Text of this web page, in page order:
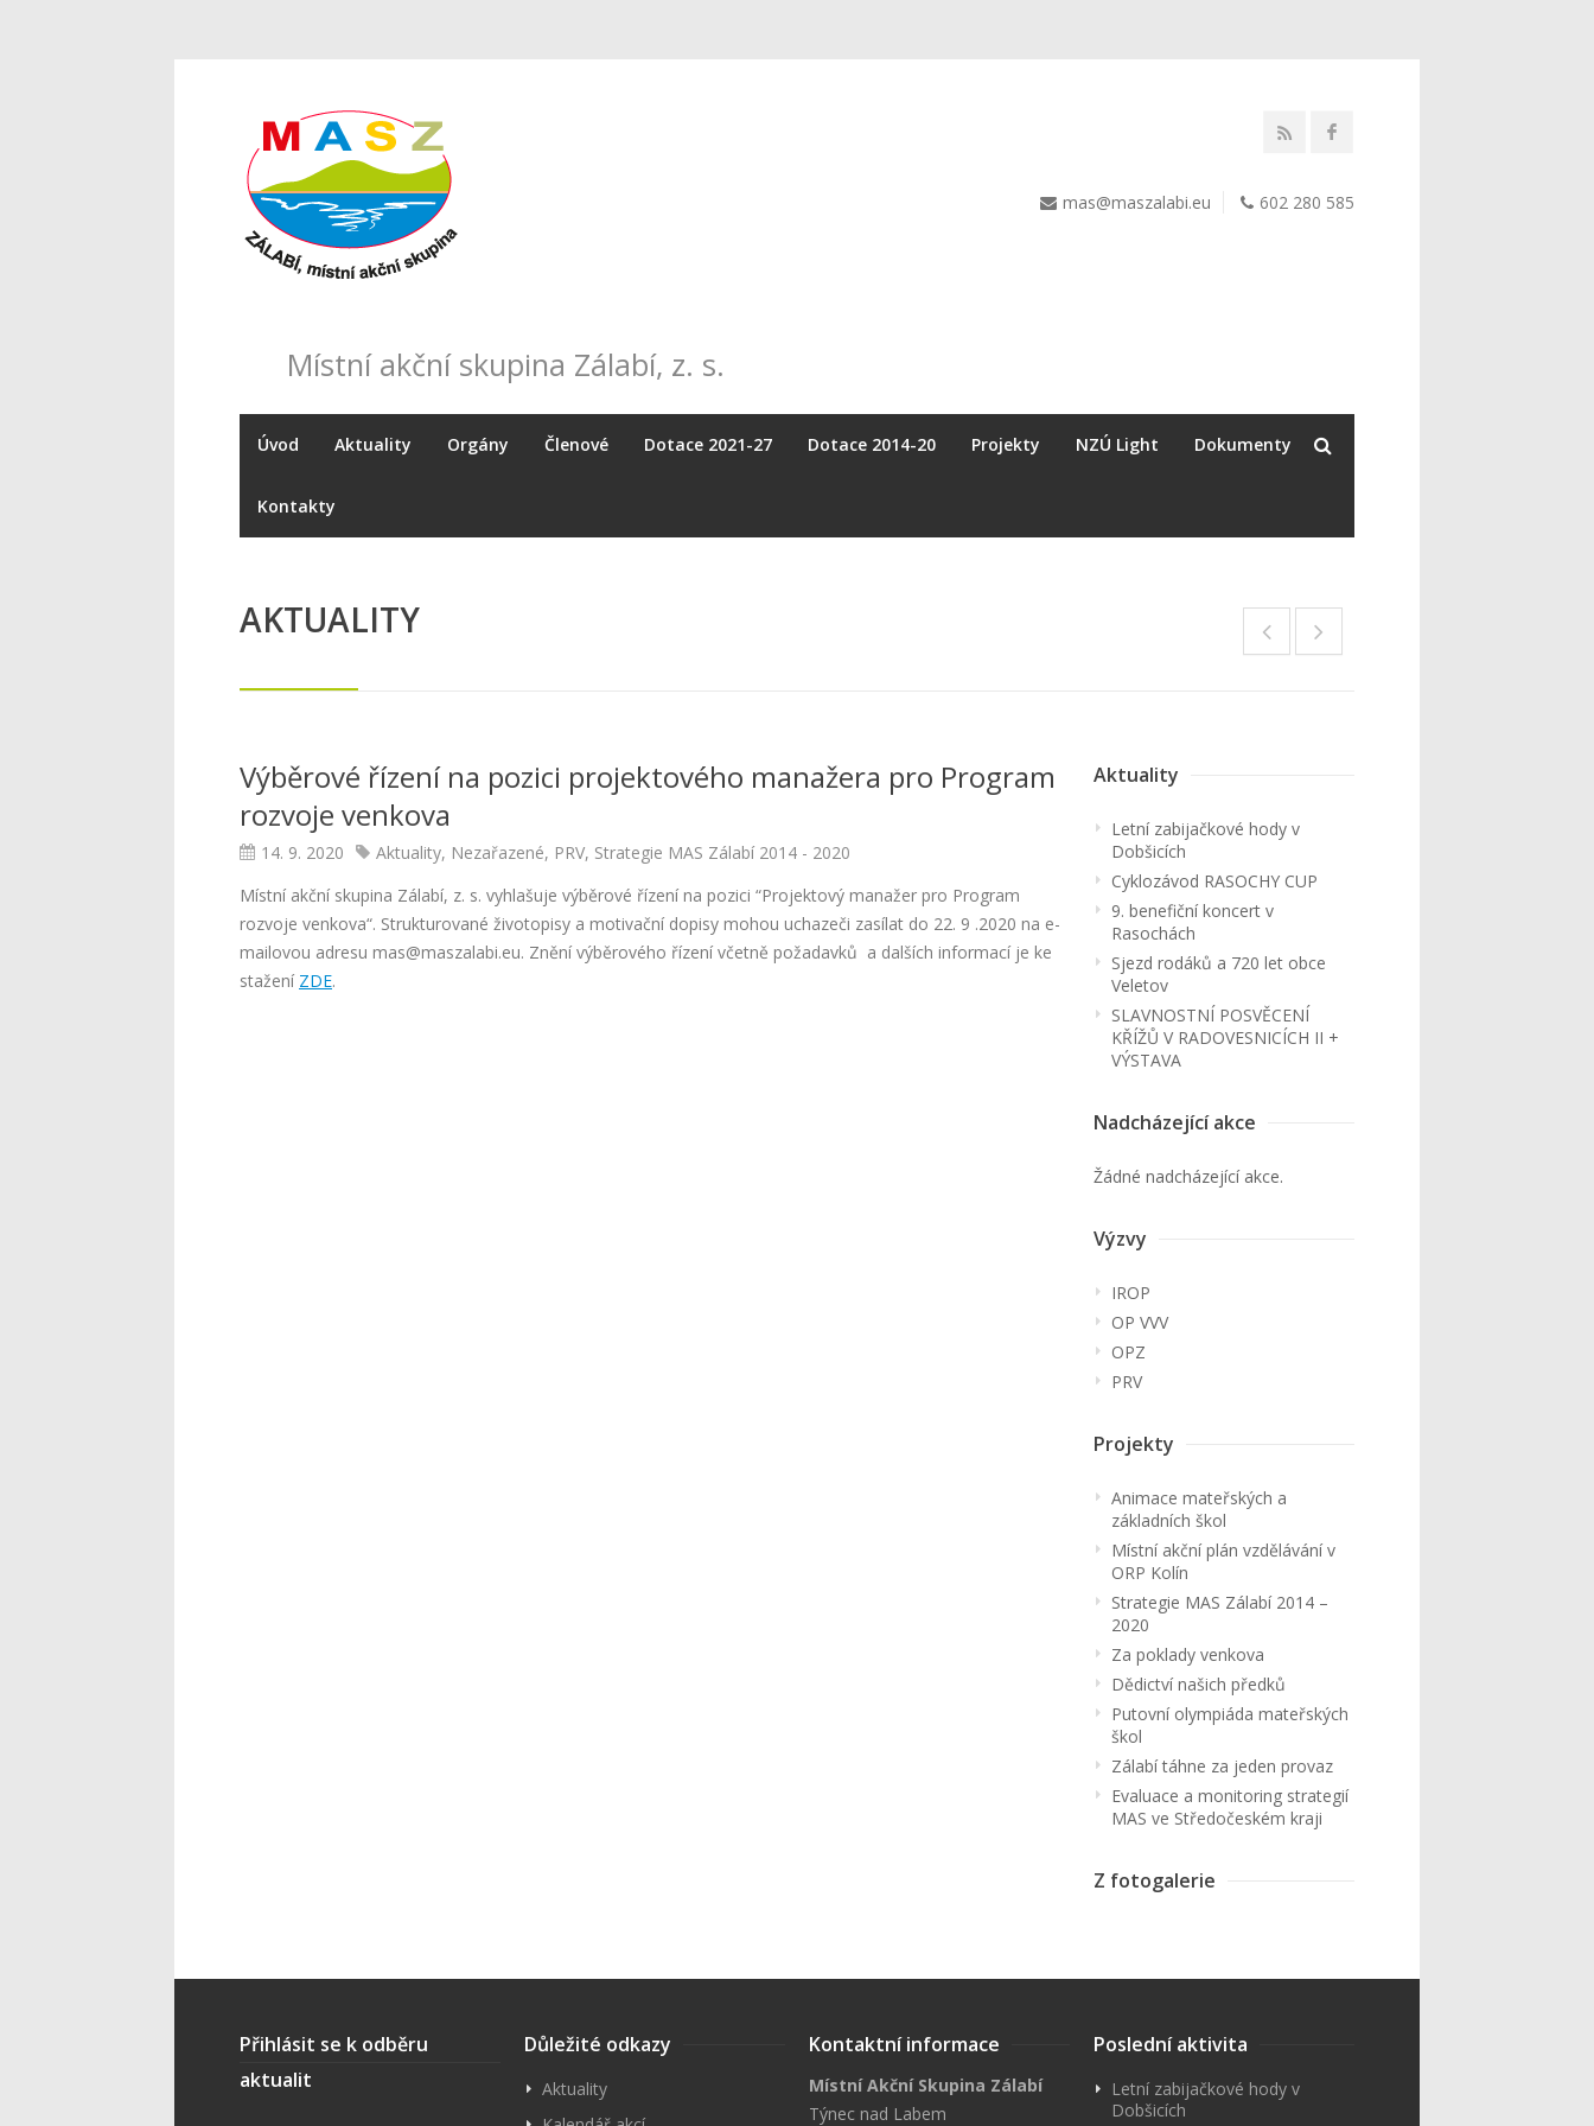
Místní akční skupina Zálabí, z. s.
mas@maszalabi.eu 602 280 585
Úvod Aktuality Orgány Členové Dotace 2021-27 Dotace 2014-20 Projekty NZÚ Light Dokumenty
Kontakty
AKTUALITY
Výběrové řízení na pozici projektového manažera pro Program
rozvoje venkova
14. 9. 2020 Aktuality, Nezařazené, PRV, Strategie MAS Zálabí 2014 - 2020
Místní akční skupina Zálabí, z. s. vyhlašuje výběrové řízení na pozici “Projektový manažer pro Program
rozvoje venkova“. Strukturované životopisy a motivační dopisy mohou uchazeči zasílat do 22. 9 .2020 na e-
mailovou adresu mas@maszalabi.eu. Znění výběrového řízení včetně požadavků a dalších informací je ke
stažení ZDE.
Aktuality
Letní zabijačkové hody v
Dobšicích
Cyklozávod RASOCHY CUP
9. benefiční koncert v
Rasochách
Sjezd rodáků a 720 let obce
Veletov
SLAVNOSTNÍ POSVĚCENÍ
KŘÍŽŮ V RADOVESNICÍCH II +
VÝSTAVA
Nadcházející akce
Žádné nadcházející akce.
Výzvy
IROP
OP VVV
OPZ
PRV
Projekty
Animace mateřských a
základních škol
Místní akční plán vzdělávání v
ORP Kolín
Strategie MAS Zálabí 2014 –
2020
Za poklady venkova
Dědictví našich předků
Putovní olympiáda mateřských
škol
Zálabí táhne za jeden provaz
Evaluace a monitoring strategií
MAS ve Středočeském kraji
Z fotogalerie
Přihlásit se k odběru
aktualit
Důležité odkazy
Aktuality
Kontaktní informace
Místní Akční Skupina Zálabí
Týnec nad Labem
Poslední aktivita
Letní zabijačkové hody v
Dobšicích